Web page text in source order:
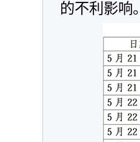
的不利影响。